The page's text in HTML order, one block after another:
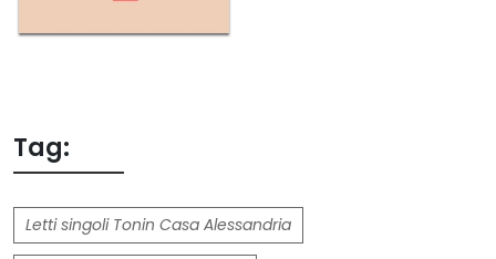
Tag:
Letti singoli Tonin Casa Alessandria